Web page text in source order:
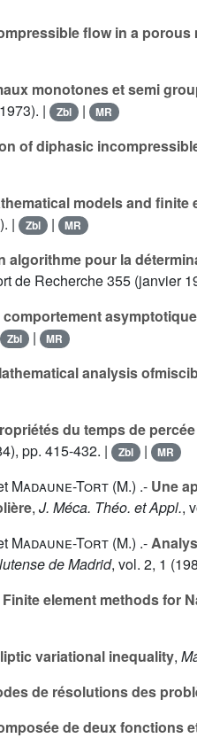
flow in a
monotones et semi
| Zbl | MR
of diphasic
models and
| Zbl | MR
algorithme pour la
de Recherche355 (janvier
Zbl | MR
analysis
du temps de
pp. 415-432. | Zbl | MR
Madaune-Tort (M.) .- Une
, J. Méca. Théo. et Appl.,
Madaune-Tort (M.) .-
de Madrid, vol. 2, 1
Finite element methods for
variational inequality,
de résolutions des
de deux fonctions